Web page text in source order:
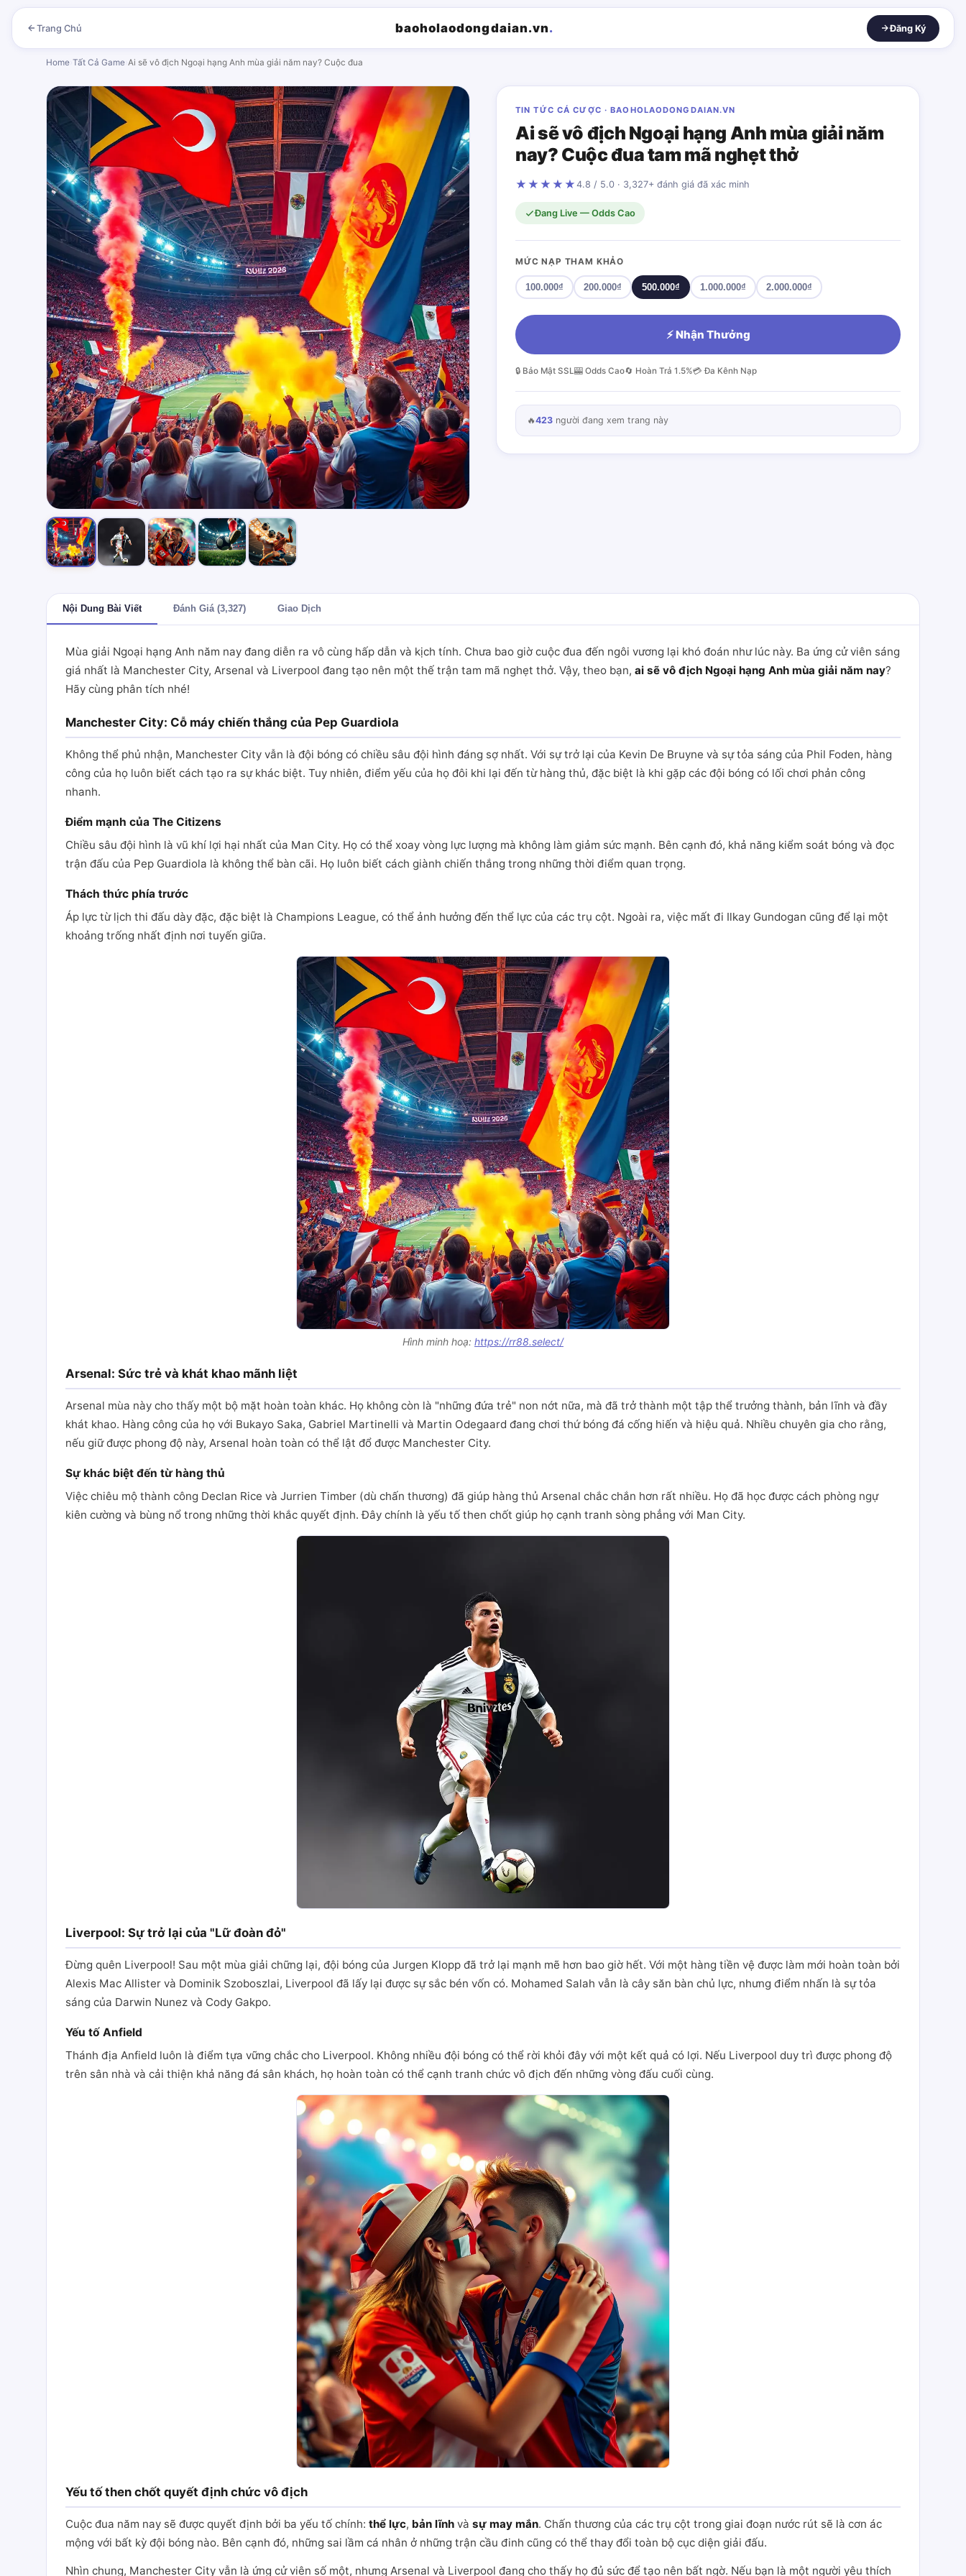
Trang Chủ baoholaodongdaian.vn. Đăng Ký
Home Tất Cả Game Ai sẽ vô địch Ngoại hạng Anh mùa giải năm nay? Cuộc đua
TIN TỨC CÁ CƯỢC · BAOHOLAODONGDAIAN.VN
Ai sẽ vô địch Ngoại hạng Anh mùa giải năm
nay? Cuộc đua tam mã nghẹt thở
★★★★★ 4.8 / 5.0 · 3,327+ đánh giá đã xác minh
Đang Live — Odds Cao
MỨC NẠP THAM KHẢO
100.000₫ 200.000₫ 500.000₫ 1.000.000₫ 2.000.000₫
⚡ Nhận Thưởng
🔒 Bảo Mật SSL🎰 Odds Cao🔄 Hoàn Trả 1.5%💳 Đa Kênh Nạp
🔥423 người đang xem trang này
Nội Dung Bài Viết Đánh Giá (3,327) Giao Dịch
Mùa giải Ngoại hạng Anh năm nay đang diễn ra vô cùng hấp dẫn và kịch tính. Chưa bao giờ cuộc đua đến ngôi vương lại khó đoán như lúc này. Ba ứng cử viên sáng
giá nhất là Manchester City, Arsenal và Liverpool đang tạo nên một thế trận tam mã nghẹt thở. Vậy, theo bạn, ai sẽ vô địch Ngoại hạng Anh mùa giải năm nay?
Hãy cùng phân tích nhé!
Manchester City: Cỗ máy chiến thắng của Pep Guardiola
Không thể phủ nhận, Manchester City vẫn là đội bóng có chiều sâu đội hình đáng sợ nhất. Với sự trở lại của Kevin De Bruyne và sự tỏa sáng của Phil Foden, hàng
công của họ luôn biết cách tạo ra sự khác biệt. Tuy nhiên, điểm yếu của họ đôi khi lại đến từ hàng thủ, đặc biệt là khi gặp các đội bóng có lối chơi phản công
nhanh.
Điểm mạnh của The Citizens
Chiều sâu đội hình là vũ khí lợi hại nhất của Man City. Họ có thể xoay vòng lực lượng mà không làm giảm sức mạnh. Bên cạnh đó, khả năng kiểm soát bóng và đọc
trận đấu của Pep Guardiola là không thể bàn cãi. Họ luôn biết cách giành chiến thắng trong những thời điểm quan trọng.
Thách thức phía trước
Áp lực từ lịch thi đấu dày đặc, đặc biệt là Champions League, có thể ảnh hưởng đến thể lực của các trụ cột. Ngoài ra, việc mất đi Ilkay Gundogan cũng để lại một
khoảng trống nhất định nơi tuyến giữa.
Hình minh hoạ: https://rr88.select/
Arsenal: Sức trẻ và khát khao mãnh liệt
Arsenal mùa này cho thấy một bộ mặt hoàn toàn khác. Họ không còn là "những đứa trẻ" non nớt nữa, mà đã trở thành một tập thể trưởng thành, bản lĩnh và đầy
khát khao. Hàng công của họ với Bukayo Saka, Gabriel Martinelli và Martin Odegaard đang chơi thứ bóng đá cống hiến và hiệu quả. Nhiều chuyên gia cho rằng,
nếu giữ được phong độ này, Arsenal hoàn toàn có thể lật đổ được Manchester City.
Sự khác biệt đến từ hàng thủ
Việc chiêu mộ thành công Declan Rice và Jurrien Timber (dù chấn thương) đã giúp hàng thủ Arsenal chắc chắn hơn rất nhiều. Họ đã học được cách phòng ngự
kiên cường và bùng nổ trong những thời khắc quyết định. Đây chính là yếu tố then chốt giúp họ cạnh tranh sòng phẳng với Man City.
Liverpool: Sự trở lại của "Lữ đoàn đỏ"
Đừng quên Liverpool! Sau một mùa giải chững lại, đội bóng của Jurgen Klopp đã trở lại mạnh mẽ hơn bao giờ hết. Với một hàng tiền vệ được làm mới hoàn toàn bởi
Alexis Mac Allister và Dominik Szoboszlai, Liverpool đã lấy lại được sự sắc bén vốn có. Mohamed Salah vẫn là cây săn bàn chủ lực, nhưng điểm nhấn là sự tỏa
sáng của Darwin Nunez và Cody Gakpo.
Yếu tố Anfield
Thánh địa Anfield luôn là điểm tựa vững chắc cho Liverpool. Không nhiều đội bóng có thể rời khỏi đây với một kết quả có lợi. Nếu Liverpool duy trì được phong độ
trên sân nhà và cải thiện khả năng đá sân khách, họ hoàn toàn có thể cạnh tranh chức vô địch đến những vòng đấu cuối cùng.
Yếu tố then chốt quyết định chức vô địch
Cuộc đua năm nay sẽ được quyết định bởi ba yếu tố chính: thể lực, bản lĩnh và sự may mắn. Chấn thương của các trụ cột trong giai đoạn nước rút sẽ là cơn ác
mộng với bất kỳ đội bóng nào. Bên cạnh đó, những sai lầm cá nhân ở những trận cầu đinh cũng có thể thay đổi toàn bộ cục diện giải đấu.
Nhìn chung, Manchester City vẫn là ứng cử viên số một, nhưng Arsenal và Liverpool đang cho thấy họ đủ sức để tạo nên bất ngờ. Nếu bạn là một người yêu thích